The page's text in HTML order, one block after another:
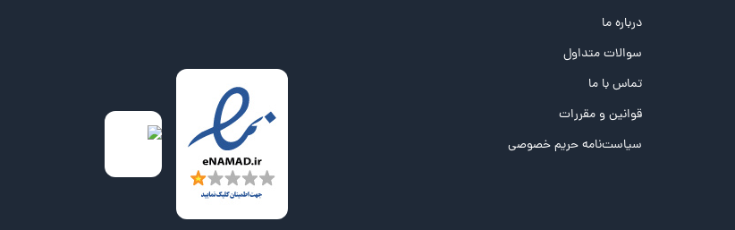
درباره ما
سوالات متداول
تماس با ما
قوانین و مقررات
سیاست‌نامه حریم خصوصی